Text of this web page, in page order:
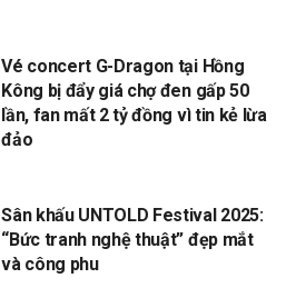
Vé concert G-Dragon tại Hồng
Kông bị đẩy giá chợ đen gấp 50
lần, fan mất 2 tỷ đồng vì tin kẻ lừa
đảo
Sân khấu UNTOLD Festival 2025:
“Bức tranh nghệ thuật” đẹp mắt
và công phu